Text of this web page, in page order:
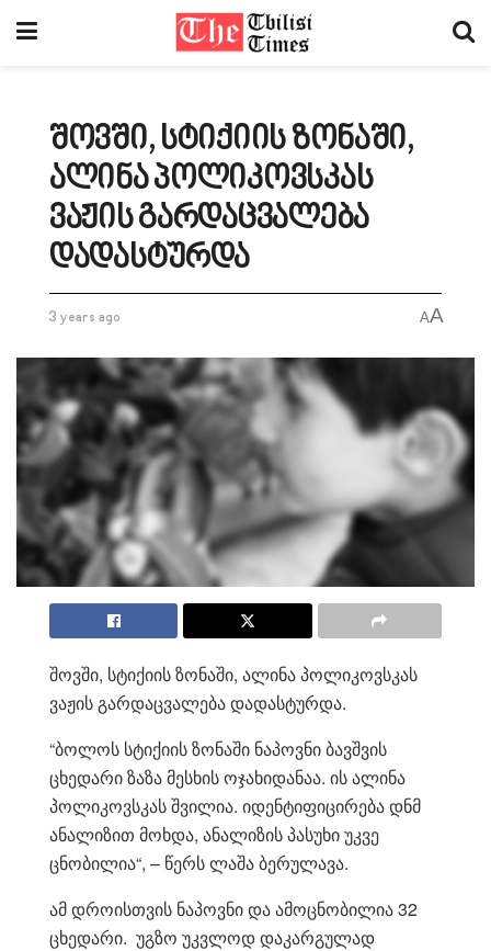
შოვში, სტიქიის ზონაში,
ალინა პოლიკოვსკას
ვაჟის გარდაცვალება
დადასტურდა
3 years ago AA
შოვში, სტიქიის ზონაში, ალინა პოლიკოვსკას
ვაჟის გარდაცვალება დადასტურდა.
“ბოლოს სტიქიის ზონაში ნაპოვნი ბავშვის
ცხედარი ზაზა მესხის ოჯახიდანაა. ის ალინა
პოლიკოვსკას შვილია. იდენტიფიცირება დნმ
ანალიზით მოხდა, ანალიზის პასუხი უკვე
ცნობილია“, – წერს ლაშა ბერულავა.
ამ დროისთვის ნაპოვნი და ამოცნობილია 32
ცხედარი. უგზო უკვლოდ დაკარგულად